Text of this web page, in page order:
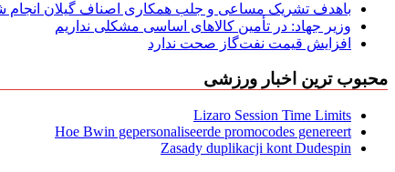
باهدف تشریک مساعی و جلب همکاری اصناف گیلان انجام
وزیر جهاد: در تأمین کالاهای اساسی مشکلی نداریم
افزایش قیمت نفت‌گاز صحت ندارد
محبوب ترین اخبار ورزشی
Lizaro Session Time Limits
Hoe Bwin gepersonaliseerde promocodes genereert
Zasady duplikacji kont Dudespin